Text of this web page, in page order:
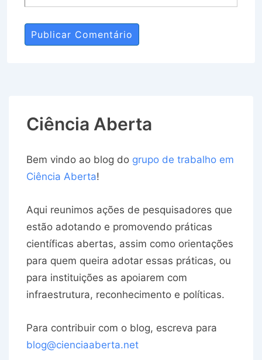
Ciência Aberta
Bem vindo ao blog do grupo de trabalho em
Ciência Aberta!
Aqui reunimos ações de pesquisadores que
estão adotando e promovendo práticas
científicas abertas, assim como orientações
para quem queira adotar essas práticas, ou
para instituições as apoiarem com
infraestrutura, reconhecimento e políticas.
Para contribuir com o blog, escreva para
blog@cienciaaberta.net